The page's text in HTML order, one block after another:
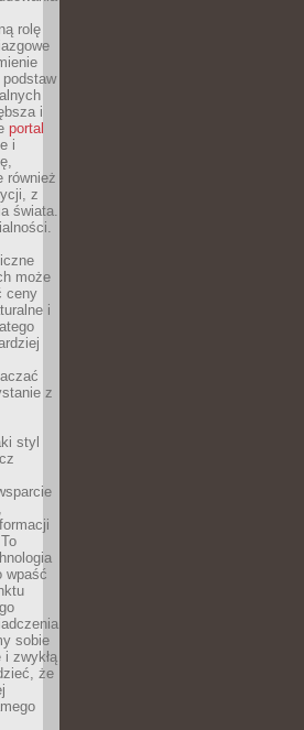
rolę
i
portal
i
również
z
świata.
może
ceny
i
z
styl
wpaść
sobie
zwykłą
że